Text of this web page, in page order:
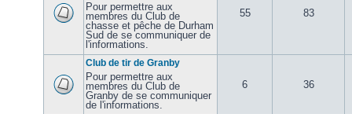
Pour permettre aux
membres du Club de
chasse et pêche de Durham
Sud de se communiquer de
l'informations.
55 83
Club de tir de Granby
Pour permettre aux
membres du Club de
Granby de se communiquer
de l'informations.
6 36